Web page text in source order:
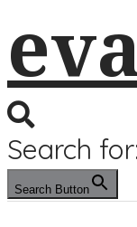
Search for:
Search Button